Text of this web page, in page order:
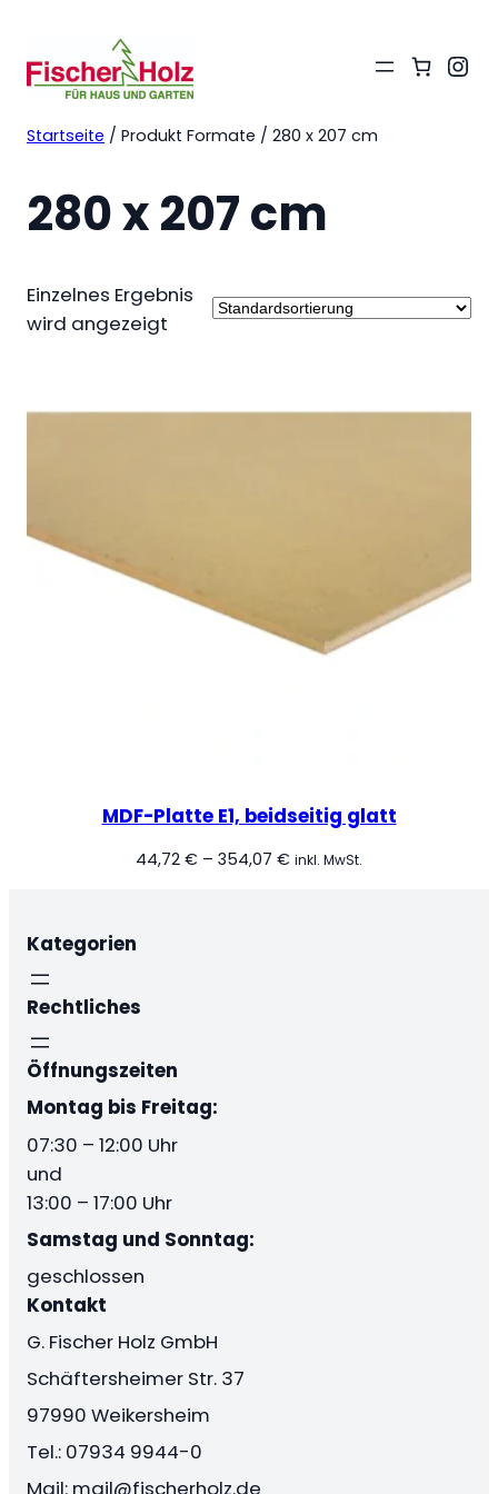
Startseite / Produkt Formate / 280 x 207 cm
280 x 207 cm
Einzelnes Ergebnis
wird angezeigt
MDF-Platte E1, beidseitig glatt
44,72 € – 354,07 €Preisspanne:
inkl. MwSt.
Kategorien
Rechtliches
Öffnungszeiten
Montag bis Freitag:
07:30 – 12:00 Uhr
und
13:00 – 17:00 Uhr
Samstag und Sonntag:
geschlossen
Kontakt
G. Fischer Holz GmbH
Schäftersheimer Str. 37
97990 Weikersheim
Tel.: 07934 9944-0
Mail: mail@fischerholz.de